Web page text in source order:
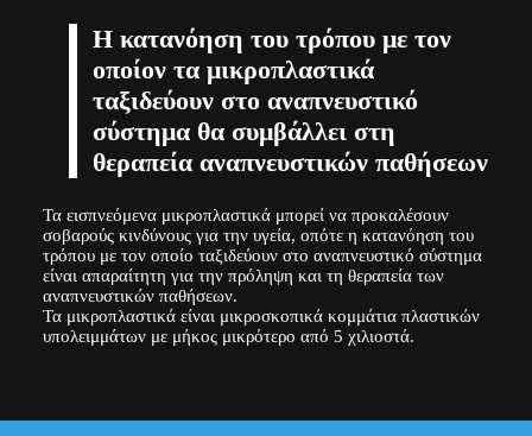
Η κατανόηση του τρόπου με τον
οποίον τα μικροπλαστικά
ταξιδεύουν στο αναπνευστικό
σύστημα θα συμβάλλει στη
θεραπεία αναπνευστικών παθήσεων
Τα εισπνεόμενα μικροπλαστικά μπορεί να προκαλέσουν
σοβαρούς κινδύνους για την υγεία, οπότε η κατανόηση του
τρόπου με τον οποίο ταξιδεύουν στο αναπνευστικό σύστημα
είναι απαραίτητη για την πρόληψη και τη θεραπεία των
αναπνευστικών παθήσεων.
Τα μικροπλαστικά είναι μικροσκοπικά κομμάτια πλαστικών
υπολειμμάτων με μήκος μικρότερο από 5 χιλιοστά.